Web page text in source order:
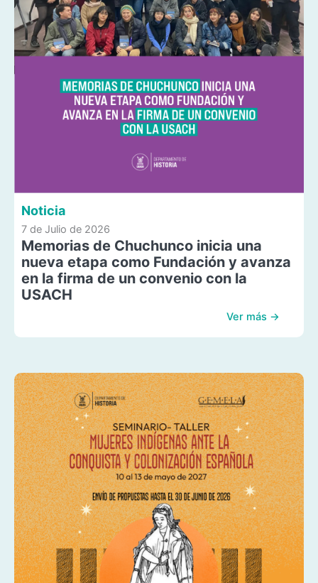
Noticia
7 de Julio de 2026
Memorias de Chuchunco inicia una
nueva etapa como Fundación y avanza
en la firma de un convenio con la
USACH
Ver más →